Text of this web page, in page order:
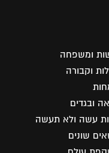
ומשפחה
וקבורה
ובגדים
עשה ולא תעשה
שונים